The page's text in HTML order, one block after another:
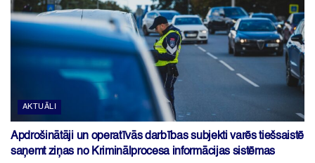
AKTUĀLI
Apdrošinātāji un operatīvās darbības subjekti varēs tiešsaistē
saņemt ziņas no Kriminālprocesa informācijas sistēmas